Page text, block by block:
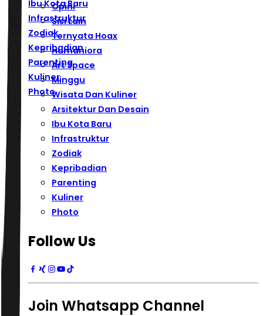
Ibu Kota Baru
Infrastruktur
Zodiak
Kepribadian
Parenting
Kuliner
Photo
Opini
Sisi Lain
Ternyata Hoax
Humaniora
Art Space
Minggu
Wisata Dan Kuliner
Arsitektur Dan Desain
Ibu Kota Baru
Infrastruktur
Zodiak
Kepribadian
Parenting
Kuliner
Photo
Follow Us
Join Whatsapp Channel